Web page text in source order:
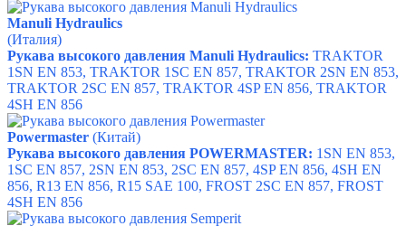
Manuli Hydraulics
(Италия)
Рукава высокого давления Manuli Hydraulics: TRAKTOR
1SN EN 853, TRAKTOR 1SC EN 857, TRAKTOR 2SN EN 853,
TRAKTOR 2SC EN 857, TRAKTOR 4SP EN 856, TRAKTOR
4SH EN 856
Powermaster (Китай)
Рукава высокого давления POWERMASTER: 1SN EN 853,
1SC EN 857, 2SN EN 853, 2SC EN 857, 4SP EN 856, 4SH EN
856, R13 EN 856, R15 SAE 100, FROST 2SC EN 857, FROST
4SH EN 856